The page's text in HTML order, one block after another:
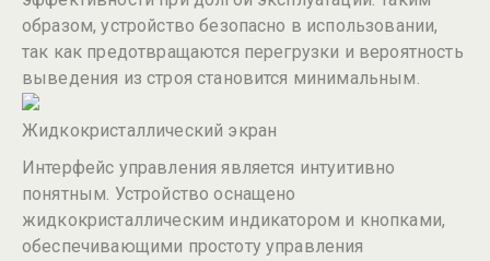
образом, устройство безопасно в использовании,
так как предотвращаются перегрузки и вероятность
выведения из строя становится минимальным.
Жидкокристаллический экран
Интерфейс управления является интуитивно
понятным. Устройство оснащено
жидкокристаллическим индикатором и кнопками,
обеспечивающими простоту управления